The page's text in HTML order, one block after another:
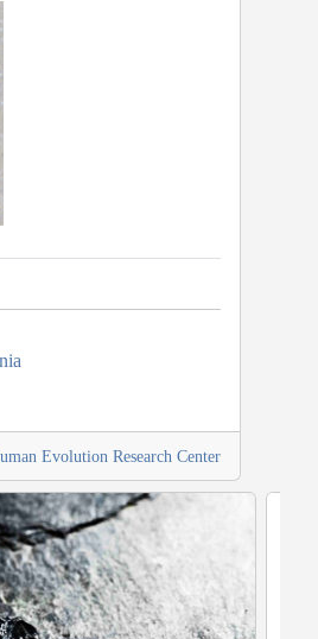
Evolution Research Center